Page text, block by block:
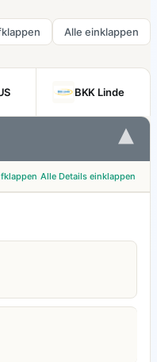
Alle einklappen
BKK Linde
▾
Alle Details einklappen